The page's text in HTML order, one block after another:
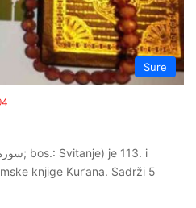
Sure
knjige Kur’ana. Sadrži 5